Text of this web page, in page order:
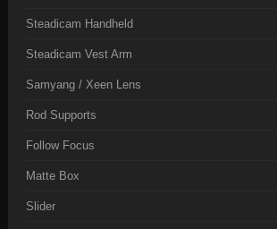
Steadicam Handheld
Steadicam Vest Arm
Samyang / Xeen Lens
Rod Supports
Follow Focus
Matte Box
Slider